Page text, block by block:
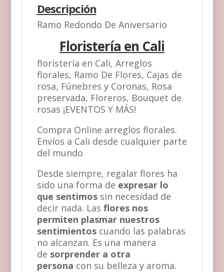
Descripción
Ramo Redondo De Aniversario
Floristería en Cali
floristería en Cali, Arreglos
florales, Ramo De Flores, Cajas de
rosa, Fúnebres y Coronas, Rosa
preservada, Floreros, Bouquet de
rosas ¡EVENTOS Y MÁS!
Compra Online arreglos florales.
Envíos a Cali desde cualquier parte
del mundo
Desde siempre, regalar flores ha
sido una forma de expresar lo
que sentimos sin necesidad de
decir nada. Las flores nos
permiten plasmar nuestros
sentimientoscuando las palabras
no alcanzan. Es una manera
de sorprender a otra
persona con su belleza y aroma.